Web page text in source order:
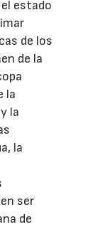
estado
de los
de la
la
la
la
ser
de